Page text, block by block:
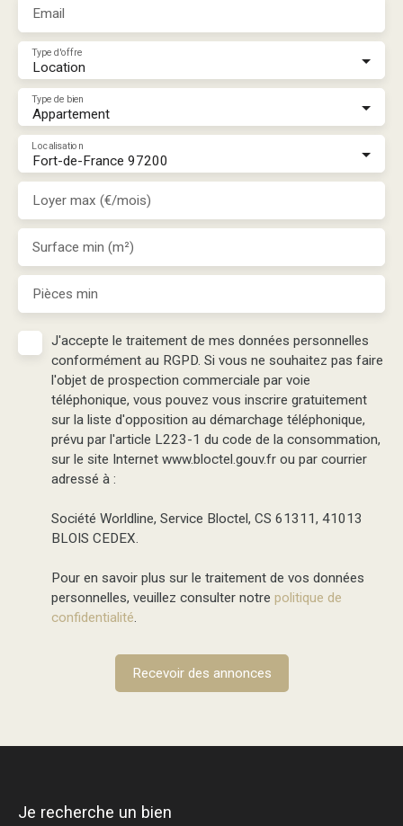
Email
Location
Type d'offre
Appartement
Type de bien
Fort-de-France 97200
Localisation
Loyer max (€/mois)
Surface min (m²)
Pièces min
J'accepte le traitement de mes données personnelles
conformément au RGPD. Si vous ne souhaitez pas faire
l'objet de prospection commerciale par voie
téléphonique, vous pouvez vous inscrire gratuitement
sur la liste d'opposition au démarchage téléphonique,
prévu par l'article L223-1 du code de la consommation,
sur le site Internet www.bloctel.gouv.fr ou par courrier
adressé à :
Société Worldline, Service Bloctel, CS 61311, 41013
BLOIS CEDEX.
Pour en savoir plus sur le traitement de vos données
personnelles, veuillez consulter notre politique de
confidentialité.
Recevoir des annonces
Je recherche un bien